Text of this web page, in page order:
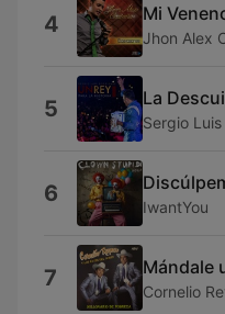
4 Mi
Jhon Alex
5 La
Sergio
6 IwantYou
7 Mándale
Cornelio